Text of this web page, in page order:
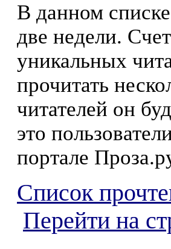
В данном
две недели.
уникальных
прочитать
читателей он
это
портале
Список
Перейти на